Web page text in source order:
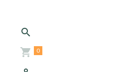
0